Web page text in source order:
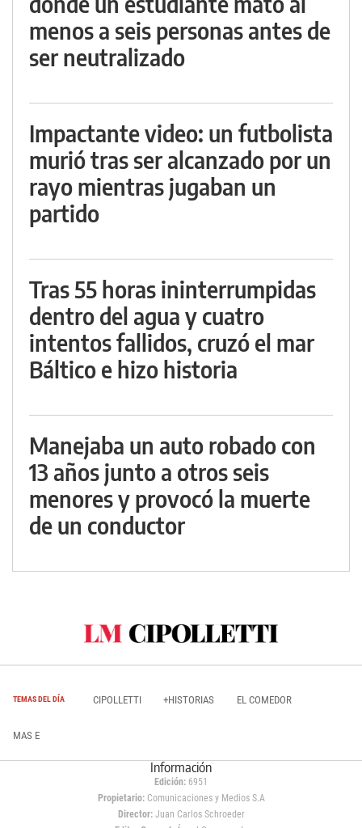
menos a seis personas antes de
ser neutralizado
Impactante video: un futbolista
murió tras ser alcanzado por un
rayo mientras jugaban un
partido
Tras 55 horas ininterrumpidas
dentro del agua y cuatro
intentos fallidos, cruzó el mar
Báltico e hizo historia
Manejaba un auto robado con
13 años junto a otros seis
menores y provocó la muerte
de un conductor
TEMAS DEL DÍA CIPOLLETTI +HISTORIAS EL COMEDOR
MAS E
Información
Edición: 6951
Propietario:Comunicaciones y Medios S.A
Director: Juan Carlos Schroeder